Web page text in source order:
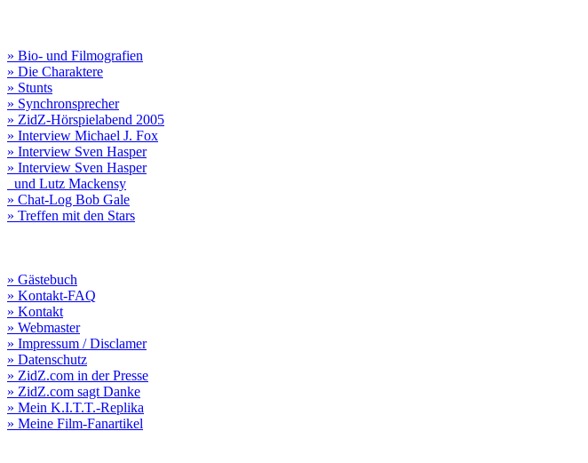
» Bio- und Filmografien
» Die Charaktere
» Stunts
» Synchronsprecher
» ZidZ-Hörspielabend 2005
» Interview Michael J. Fox
» Interview Sven Hasper
» Interview Sven Hasper
und Lutz Mackensy
» Chat-Log Bob Gale
» Treffen mit den Stars
» Gästebuch
» Kontakt-FAQ
» Kontakt
» Webmaster
» Impressum / Disclamer
» Datenschutz
» ZidZ.com in der Presse
» ZidZ.com sagt Danke
» Mein K.I.T.T.-Replika
» Meine Film-Fanartikel